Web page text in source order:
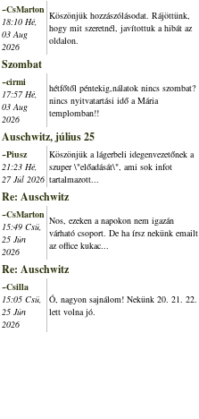
~CsMarton
18:10 Hé,
03 Aug
2026
Köszönjük hozzászólásodat. Rájöttünk,
hogy mit szeretnél, javítottuk a hibát az
oldalon.
Szombat
~cirmi
17:57 Hé,
03 Aug
2026
hétfőtől péntekig,nálatok nincs szombat?
nincs nyitvatartási idő a Mária
templomban!!
Auschwitz, július 25
~Piusz
21:23 Hé,
27 Júl 2026
Köszönjük a lágerbeli idegenvezetőnek a
szuper \"előadását\", ami sok infot
tartalmazott...
Re: Auschwitz
~CsMarton
15:49 Csü,
25 Jún
2026
Nos, ezeken a napokon nem igazán
várható csoport. De ha írsz nekünk emailt
az office kukac...
Re: Auschwitz
~Csilla
15:05 Csü,
25 Jún
2026
Ó, nagyon sajnálom! Nekünk 20. 21. 22.
lett volna jó.